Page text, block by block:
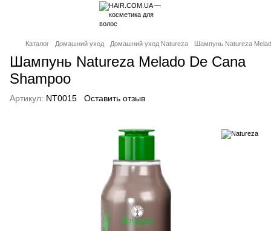
Каталог Домашний уход Домашний уход Natureza Шампунь Natureza
Шампунь Natureza Melado De Cana
Shampoo
Артикул: NT0015 Оставить отзыв